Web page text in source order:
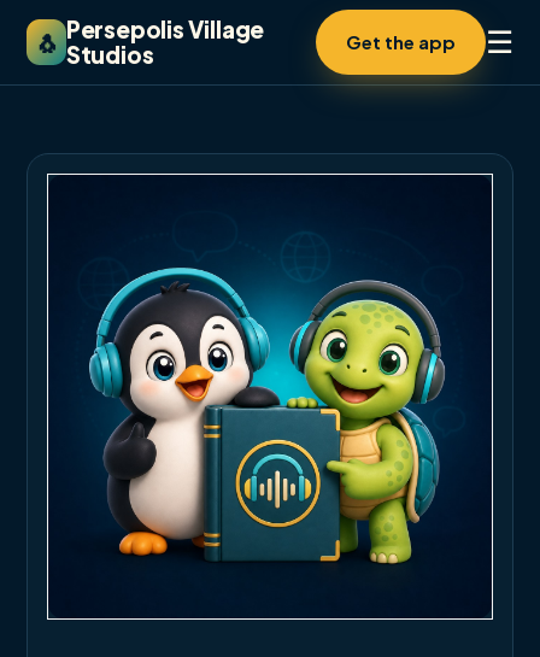
🐧 Persepolis Village
Studios
Get the app ☰